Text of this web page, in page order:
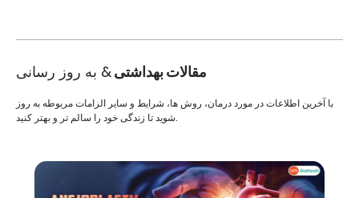
مقالات بهداشتی& به روز رسانی
با آخرین اطلاعات در مورد درمان، روش ها، شرایط و سایر الزامات مربوطه به روز
شوید تا زندگی خود را سالم تر و بهتر کنید.